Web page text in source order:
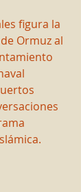
Ormuz al